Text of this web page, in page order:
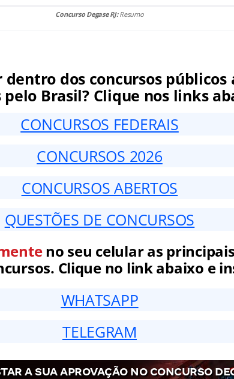
Concurso Degase RJ:Resumo
dos concursos públicos
Brasil? Clique nos links
CONCURSOS FEDERAIS
CONCURSOS 2026
CONCURSOS ABERTOS
QUESTÕES DE CONCURSOS
no seu celular as
Clique no link abaixo e
WHATSAPP
TELEGRAM
A SUA APROVAÇÃO NO CONCURSO